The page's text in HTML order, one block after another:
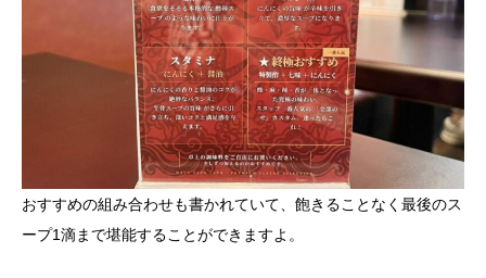
おすすめの組み合わせも書かれていて、飽きることなく最後のス
ープ1滴まで堪能することができますよ。